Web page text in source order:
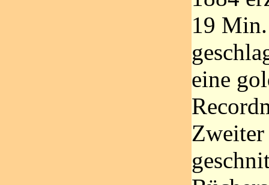
19
eine
Zweiter